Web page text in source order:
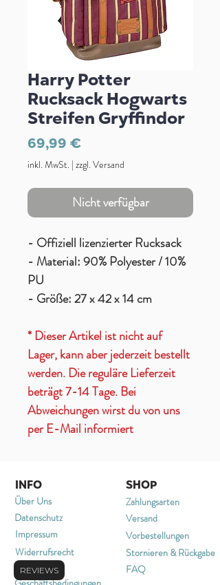
Harry Potter
Rucksack Hogwarts
Streifen Gryffindor
69,99 €Preis
inkl. MwSt. | zzgl. Versand
Nicht verfügbar
- Offiziell lizenzierter Rucksack
- Material: 90% Polyester / 10%
PU
- Größe: 27 x 42 x 14 cm
* Dieser Artikel ist nicht auf
Lager, kann aber jederzeit bestellt
werden. Die reguläre Lieferzeit
beträgt 7-14 Tage. Bei
Abweichungen wirst du von uns
per E-Mail informiert
INFO
Über Uns
Impressum
Datenschutz
Widerrufsrecht
Allgemeine
SHOP
Zahlungsarten
Versand
Vorbestellungen
Stornieren & Rückgabe
FAQ
REVIEWS